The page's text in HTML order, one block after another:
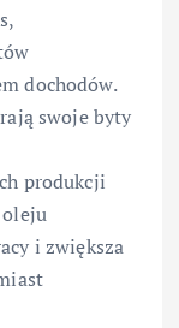
dochodów.
swoje byty
produkcji
oleju
i zwiększa